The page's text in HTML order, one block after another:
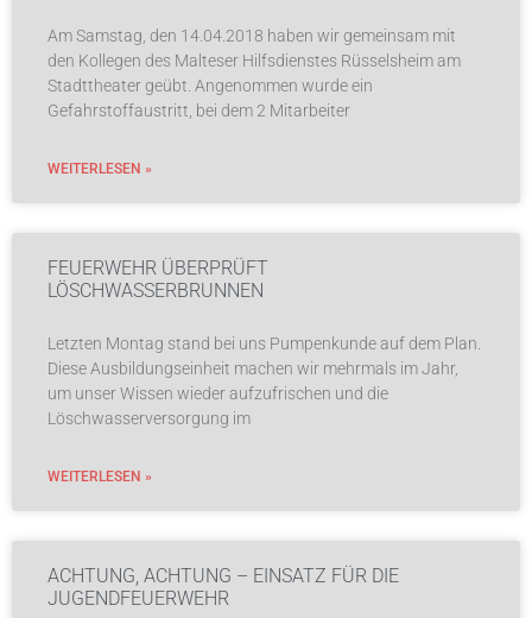
Am Samstag, den 14.04.2018 haben wir gemeinsam mit
den Kollegen des Malteser Hilfsdienstes Rüsselsheim am
Stadttheater geübt. Angenommen wurde ein
Gefahrstoffaustritt, bei dem 2 Mitarbeiter
WEITERLESEN »
FEUERWEHR ÜBERPRÜFT
LÖSCHWASSERBRUNNEN
Letzten Montag stand bei uns Pumpenkunde auf dem Plan.
Diese Ausbildungseinheit machen wir mehrmals im Jahr,
um unser Wissen wieder aufzufrischen und die
Löschwasserversorgung im
WEITERLESEN »
ACHTUNG, ACHTUNG – EINSATZ FÜR DIE
JUGENDFEUERWEHR